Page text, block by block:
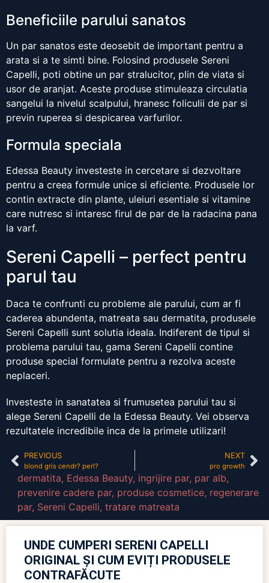
Beneficiile parului sanatos
Un par sanatos este deosebit de important pentru a
arata si a te simti bine. Folosind produsele Sereni
Capelli, poti obtine un par stralucitor, plin de viata si
usor de aranjat. Aceste produse stimuleaza circulatia
sangelui la nivelul scalpului, hranesc foliculii de par si
previn ruperea si despicarea varfurilor.
Formula speciala
Edessa Beauty investeste in cercetare si dezvoltare
pentru a creea formule unice si eficiente. Produsele lor
contin extracte din plante, uleiuri esentiale si vitamine
care nutresc si intaresc firul de par de la radacina pana
la varf.
Sereni Capelli – perfect pentru
parul tau
Daca te confrunti cu probleme ale parului, cum ar fi
caderea abundenta, matreata sau dermatita, produsele
Sereni Capelli sunt solutia ideala. Indiferent de tipul si
problema parului tau, gama Sereni Capelli contine
produse special formulate pentru a rezolva aceste
neplaceri.
Investeste in sanatatea si frumusetea parului tau si
alege Sereni Capelli de la Edessa Beauty. Vei observa
rezultatele incredibile inca de la primele utilizari!
PREVIOUS
blond gris cendr? perl?
NEXT
pro growth
dermatita, Edessa Beauty, ingrijire par, par alb,
prevenire cadere par, produse cosmetice, regenerare
par, Sereni Capelli, tratare matreata
UNDE CUMPERI SERENI CAPELLI
ORIGINAL ȘI CUM EVIȚI PRODUSELE
CONTRAFĂCUTE